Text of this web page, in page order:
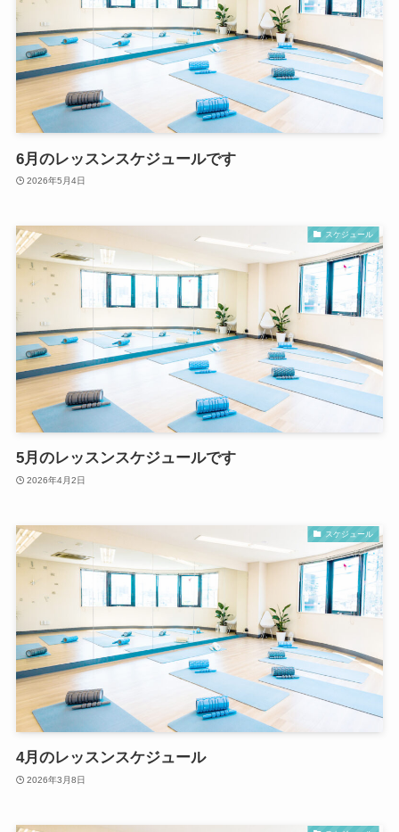
6月のレッスンスケジュールです
2026年5月4日
スケジュール
5月のレッスンスケジュールです
2026年4月2日
スケジュール
4月のレッスンスケジュール
2026年3月8日